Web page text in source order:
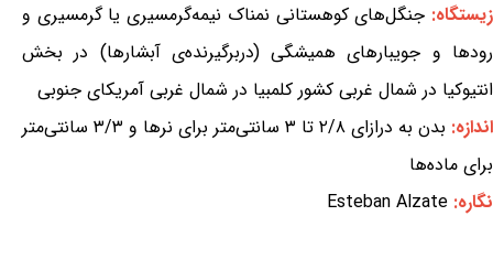
زیستگاه: جنگل‌های کوهستانی نمناک نیمه‌گرمسیری یا گرمسیری و
رودها و جویبارهای همیشگی (دربرگیرنده‌ی آبشارها) در بخش
انتیوکیا در شمال غربی کشور کلمبیا در شمال غربی آمریکای جنوبی
اندازه:
بدن به درازای ۲/۸ تا ۳ سانتی‌متر برای نرها و ۳/۳ سانتی‌متر
برای ماده‌ها
نگاره: Esteban Alzate